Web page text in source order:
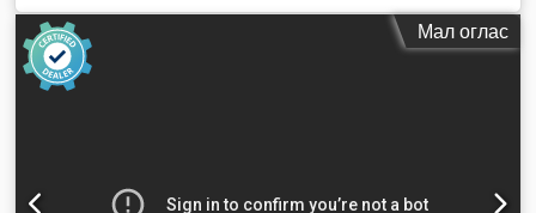
Мал оглас